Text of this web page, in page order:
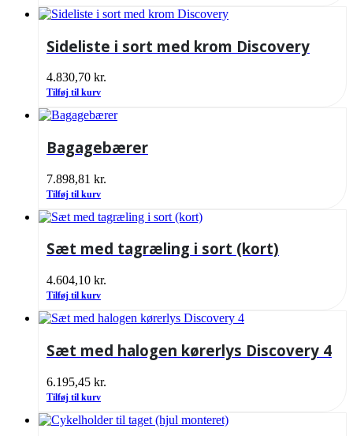
Sideliste i sort med krom Discovery
4.830,70 kr.
Tilføj til kurv
Bagagebærer
7.898,81 kr.
Tilføj til kurv
Sæt med tagræling i sort (kort)
4.604,10 kr.
Tilføj til kurv
Sæt med halogen kørerlys Discovery 4
6.195,45 kr.
Tilføj til kurv